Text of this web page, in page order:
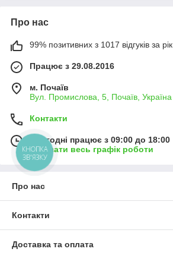
Про нас
99% позитивних з 1017 відгуків за рік
Працює з 29.08.2016
м. Почаїв
Вул. Промислова, 5, Почаїв, Україна
Контакти
Сьогодні працює з 09:00 до 18:00
Показати весь графік роботи
Про нас
Контакти
Доставка та оплата
КНОПКА
ЗВ'ЯЗКУ